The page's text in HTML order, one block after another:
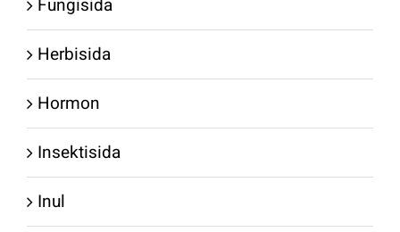
Fungisida
Herbisida
Hormon
Insektisida
Inul